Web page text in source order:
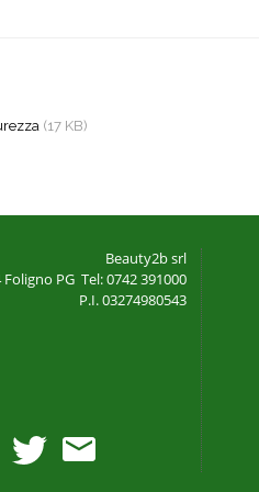
(17 KB)
Beauty2b srl
Foligno PG Tel: 0742 391000
P.I. 03274980543